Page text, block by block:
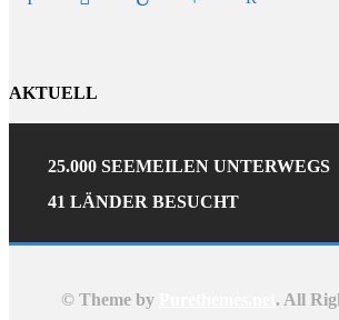
AKTUELL
25.000 SEEMEILEN UNTERWEGS
41 LÄNDER BESUCHT
© Theme by . All